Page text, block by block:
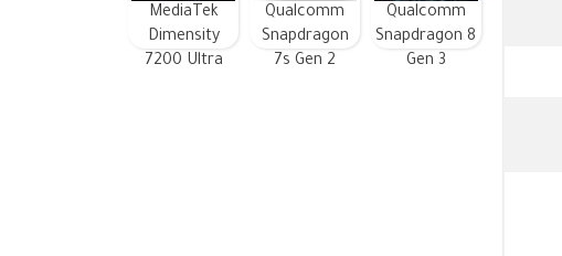
Qualcomm
Snapdragon 8
Gen 3
Qualcomm
Snapdragon
7s Gen 2
MediaTek
Dimensity
7200 Ultra